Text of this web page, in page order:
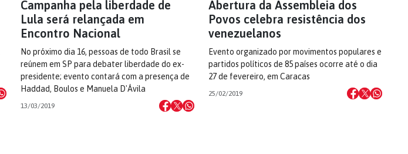
Campanha pela liberdade de
Lula será relançada em
Encontro Nacional
No próximo dia 16, pessoas de todo Brasil se
reúnem em SP para debater liberdade do ex-
presidente; evento contará com a presença de
Haddad, Boulos e Manuela D'Ávila
13/03/2019
Abertura da Assembleia dos
Povos celebra resistência dos
venezuelanos
Evento organizado por movimentos populares e
partidos políticos de 85 países ocorre até o dia
27 de fevereiro, em Caracas
25/02/2019